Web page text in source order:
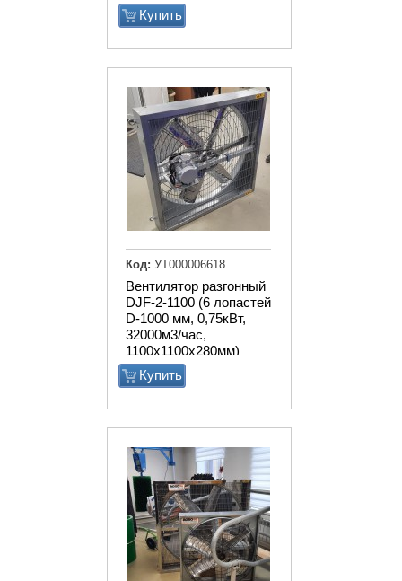
Купить
Вентилятор разгонный
DJF-2-1100 (6 лопастей
D-1000 мм, 0,75кВт,
32000м3/час,
1100х1100х280мм)
Купить
Код: УТ000006618